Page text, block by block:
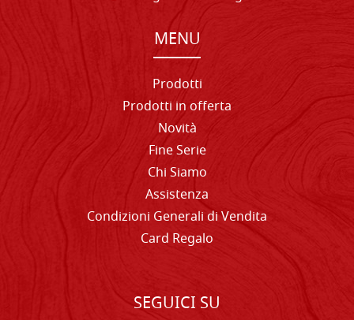
MENU
Prodotti
Prodotti in offerta
Novità
Fine Serie
Chi Siamo
Assistenza
Condizioni Generali di Vendita
Card Regalo
SEGUICI SU